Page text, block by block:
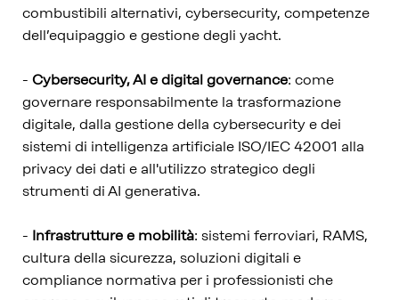
combustibili alternativi, cybersecurity, competenze
dell’equipaggio e gestione degli yacht.
- Cybersecurity, AI e digital governance: come
governare responsabilmente la trasformazione
digitale, dalla gestione della cybersecurity e dei
sistemi di intelligenza artificiale ISO/IEC 42001 alla
privacy dei dati e all'utilizzo strategico degli
strumenti di AI generativa.
- Infrastrutture e mobilità: sistemi ferroviari, RAMS,
cultura della sicurezza, soluzioni digitali e
compliance normativa per i professionisti che